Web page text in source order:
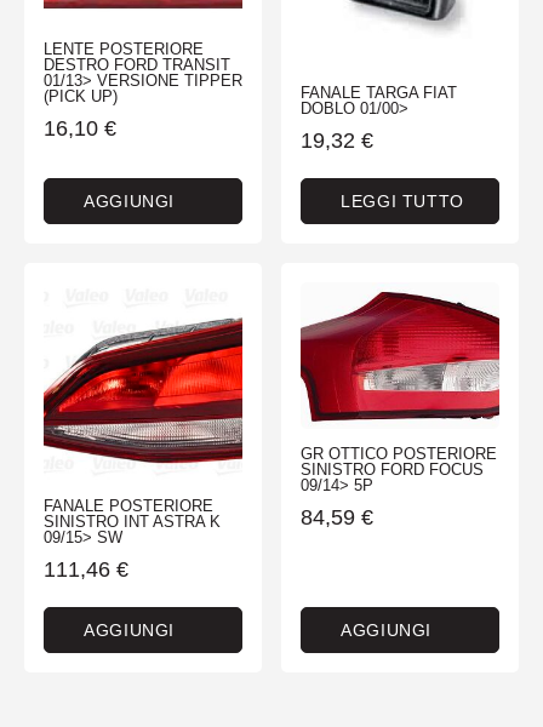
LENTE POSTERIORE
DESTRO FORD TRANSIT
01/13> VERSIONE TIPPER
(PICK UP)
16,10 €
AGGIUNGI
FANALE TARGA FIAT
DOBLO 01/00>
19,32 €
LEGGI TUTTO
FANALE POSTERIORE
SINISTRO INT ASTRA K
09/15> SW
111,46 €
AGGIUNGI
GR OTTICO POSTERIORE
SINISTRO FORD FOCUS
09/14> 5P
84,59 €
AGGIUNGI